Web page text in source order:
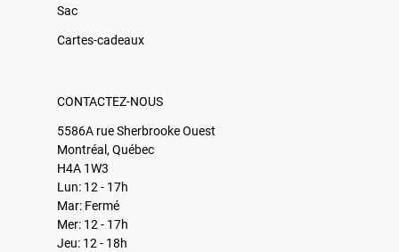
Sac
Cartes-cadeaux
CONTACTEZ-NOUS
5586A rue Sherbrooke Ouest
Montréal, Québec
H4A 1W3
Lun: 12 - 17h
Mar: Fermé
Mer: 12 - 17h
Jeu: 12 - 18h